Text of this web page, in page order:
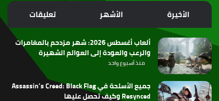
الموقع
RSS
الأخيرة الأشهر تعليقات
ألعاب أغسطس 2026: شهر مزدحم بالمغامرات
والرعب والعودة إلى العوالم الشهيرة
منذ أسبوع واحد
جميع الأسلحة في Assassin’s Creed: Black Flag
Resynced وكيف تحصل عليها